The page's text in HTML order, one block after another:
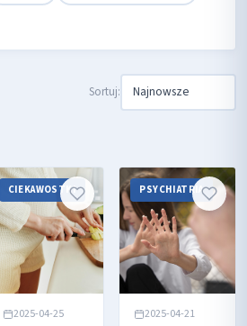
Sortuj:
CIEKAWOSTKI
2025-04-25
PSYCHIATRIA
2025-04-21